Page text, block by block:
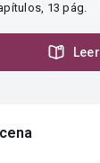
13 pág.
Leer